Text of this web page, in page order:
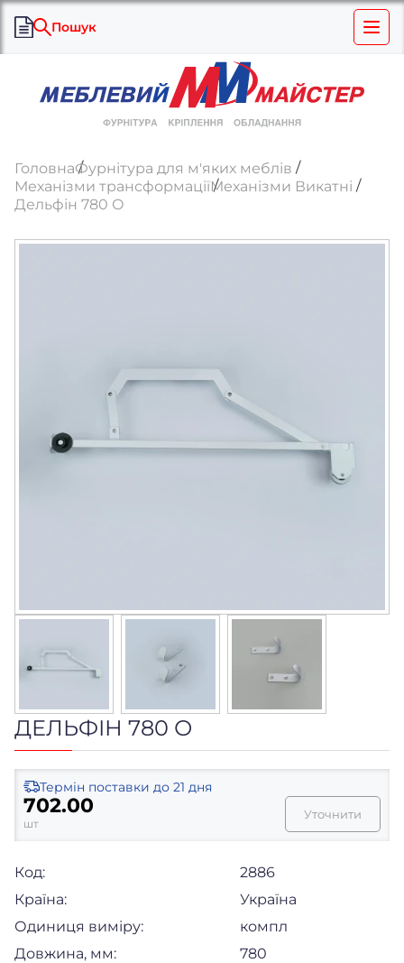
Пошук
ГоловнаФурнітура для м'яких меблів
Механізми трансформаціїМеханізми Викатні
Дельфін 780 О
ДЕЛЬФІН 780 О
Термін поставки до 21 дня
702.00
шт
Уточнити
Код:
2886
Країна:
Україна
Одиниця виміру:
компл
Довжина, мм:
780